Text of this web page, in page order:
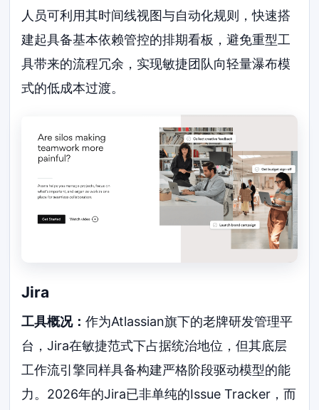
人员可利用其时间线视图与自动化规则，快速搭
建起具备基本依赖管控的排期看板，避免重型工
具带来的流程冗余，实现敏捷团队向轻量瀑布模
式的低成本过渡。
Jira
工具概况：作为Atlassian旗下的老牌研发管理平
台，Jira在敏捷范式下占据统治地位，但其底层
工作流引擎同样具备构建严格阶段驱动模型的能
力。2026年的Jira已非单纯的Issue Tracker，而